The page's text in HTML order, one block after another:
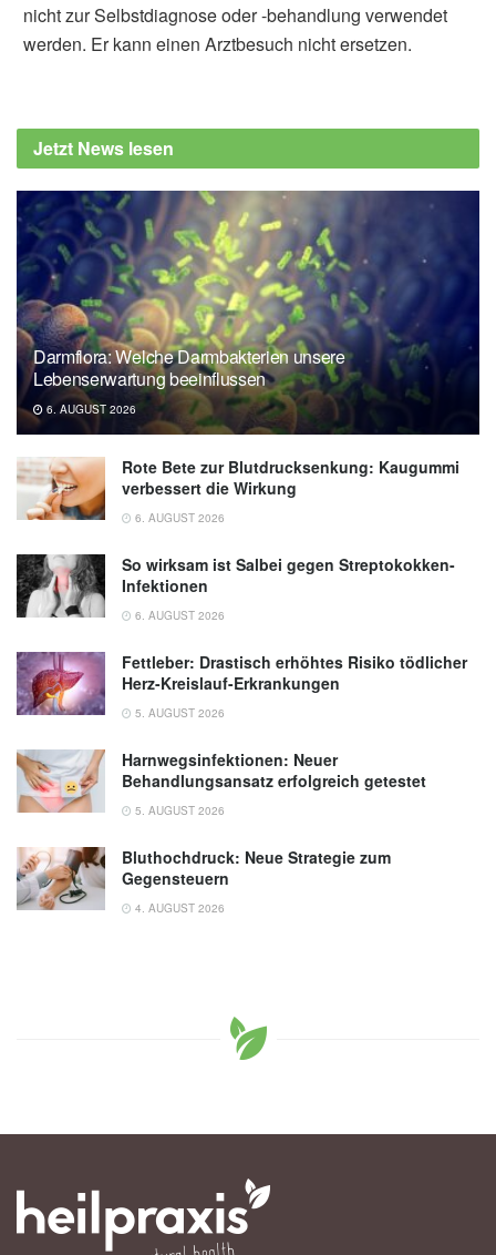
Dan Siskind, Simon Rosenbaum et al.: The
Lancet Psychiatry Commission: a blueprint
mental illness, in The Lancet Psychiatry
(Abfrage: 18.07.2019),The Lancet Psychiatry
nicht zur Selbstdiagnose oder -behandlung verwendet
werden. Er kann einen Arztbesuch nicht ersetzen.
Jetzt News lesen
Darmflora: Welche Darmbakterien unsere
Lebenserwartung beeinflussen
6. AUGUST 2026
Rote Bete zur Blutdrucksenkung: Kaugummi
verbessert die Wirkung
6. AUGUST 2026
So wirksam ist Salbei gegen Streptokokken-
Infektionen
6. AUGUST 2026
Fettleber: Drastisch erhöhtes Risiko tödlicher
Herz-Kreislauf-Erkrankungen
5. AUGUST 2026
Harnwegsinfektionen: Neuer
Behandlungsansatz erfolgreich getestet
5. AUGUST 2026
Bluthochdruck: Neue Strategie zum
Gegensteuern
4. AUGUST 2026